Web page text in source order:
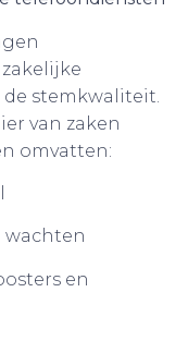
stemkwaliteit.
van zaken
omvatten:
wachten
en